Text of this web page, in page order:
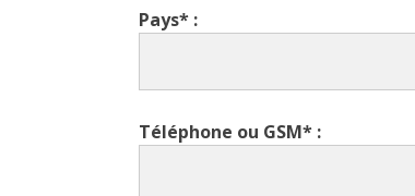
Pays* :
Téléphone ou GSM* :